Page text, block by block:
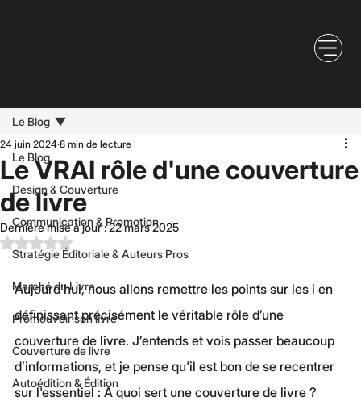
Le Blog
Design & Couverture
Communication & Promotion
Stratégie Éditoriale & Auteurs Pros
Marché du Livre
Promouvoir son livre
Couverture de livre
Autoédition & Édition
Le Blog
Le VRAI rôle d'une couverture
de livre
24 juin 2024 8 min de lecture
Dernière mise à jour :22 mars 2025
Noté NaN étoiles sur 5.
Aujourd'hui, nous allons remettre les points sur les i en
définissant précisément le véritable rôle d’une
couverture de livre. J’entends et vois passer beaucoup
d’informations, et je pense qu'il est bon de se recentrer
sur l'essentiel : À quoi sert une couverture de livre ?